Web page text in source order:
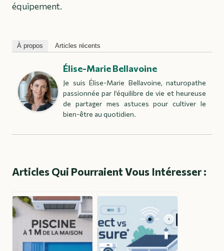
équipement.
À propos Articles récents
Élise-Marie Bellavoine
Je suis Élise-Marie Bellavoine, naturopathe
passionnée par l’équilibre de vie et heureuse
de partager mes astuces pour cultiver le
bien-être au quotidien.
Articles Qui Pourraient Vous Intéresser :